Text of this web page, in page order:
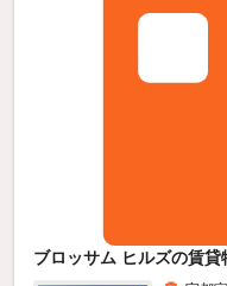
ブロッサム ヒルズの賃貸